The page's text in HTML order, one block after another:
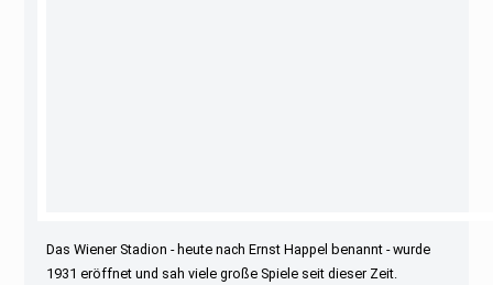
Das Wiener Stadion - heute nach Ernst Happel benannt - wurde
1931 eröffnet und sah viele große Spiele seit dieser Zeit.